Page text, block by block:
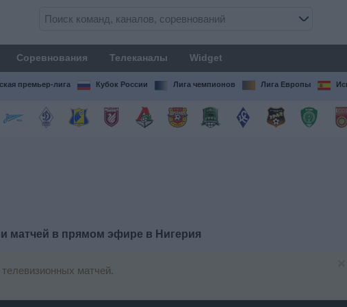
Соревнования Телеканалы Widget
премьер-лига Кубок России Лига чемпионов Лига Европы
матчей в прямом эфире в Нигерия
матчей.